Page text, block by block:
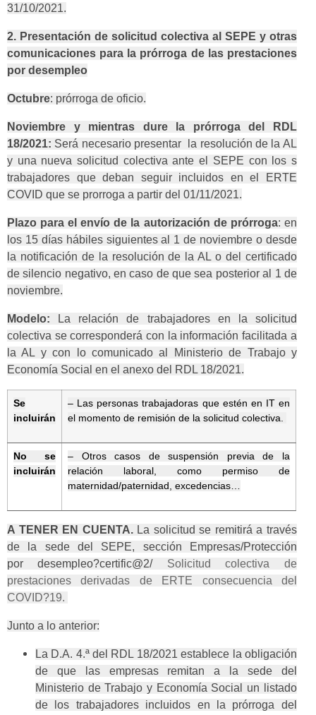
31/10/2021.
2. Presentación de solicitud colectiva al SEPE y otras
comunicaciones para la prórroga de las prestaciones
por desempleo
Octubre: prórroga de oficio.
Noviembre y mientras dure la prórroga del RDL
18/2021: Será necesario presentar la resolución de la AL
y una nueva solicitud colectiva ante el SEPE con los s
trabajadores que deban seguir incluidos en el ERTE
COVID que se prorroga a partir del 01/11/2021.
Plazo para el envío de la autorización de prórroga: en
los 15 días hábiles siguientes al 1 de noviembre o desde
la notificación de la resolución de la AL o del certificado
de silencio negativo, en caso de que sea posterior al 1 de
noviembre.
Modelo: La relación de trabajadores en la solicitud
colectiva se corresponderá con la información facilitada a
la AL y con lo comunicado al Ministerio de Trabajo y
Economía Social en el anexo del RDL 18/2021.
Se
incluirán
– Las personas trabajadoras que estén en IT en
el momento de remisión de la solicitud colectiva.
No se
incluirán
– Otros casos de suspensión previa de la
relación laboral, como permiso de
maternidad/paternidad, excedencias…
A TENER EN CUENTA.La solicitud se remitirá a través
de la sede del SEPE, sección Empresas/Protección
por desempleo?certific@2/ Solicitud colectiva de
prestaciones derivadas de ERTE consecuencia del
COVID?19.
Junto a lo anterior:
La D.A. 4.ª del RDL 18/2021 establece la obligación
de que las empresas remitan a la sede del
Ministerio de Trabajo y Economía Social un listado
de los trabajadores incluidos en la prórroga del